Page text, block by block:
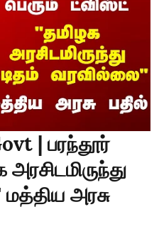
| பரந்தூர்
அரசு